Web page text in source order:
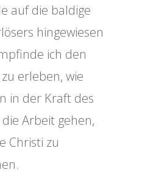
auf die baldige
hingewiesen
ich den
erleben, wie
in der Kraft des
Arbeit gehen,
Christi zu